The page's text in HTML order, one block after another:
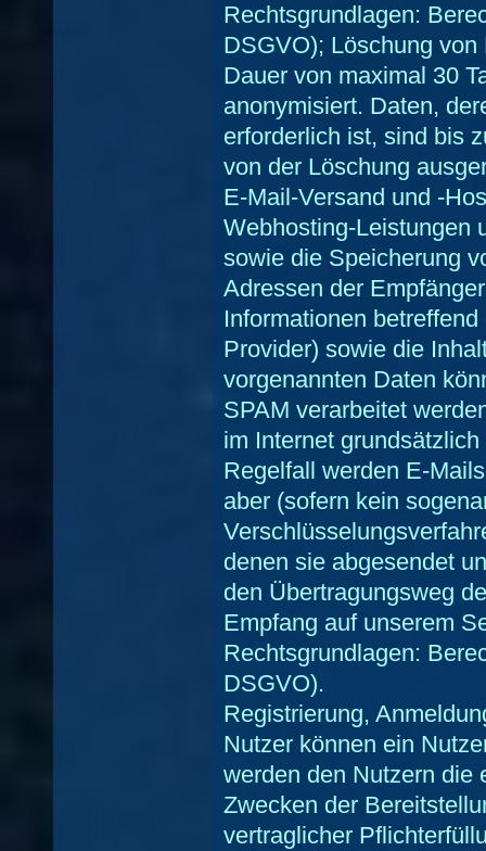
Rechtsgrundlagen:
DSGVO); Löschung
Dauer von maximal 30
anonymisiert. Daten,
erforderlich ist, sind bis
von der Löschung
E-Mail-Versand und -
Webhosting-Leistungen
sowie die Speicherung
Adressen der
Informationen
Provider) sowie die
vorgenannten Daten
SPAM verarbeitet
im Internet
Regelfall werden E-
aber (sofern kein
denen sie abgesendet
den Übertragungsweg
Empfang auf unserem
Rechtsgrundlagen:
DSGVO).
Registrierung,
Nutzer können ein
werden den Nutzern die
Zwecken der
vertraglicher